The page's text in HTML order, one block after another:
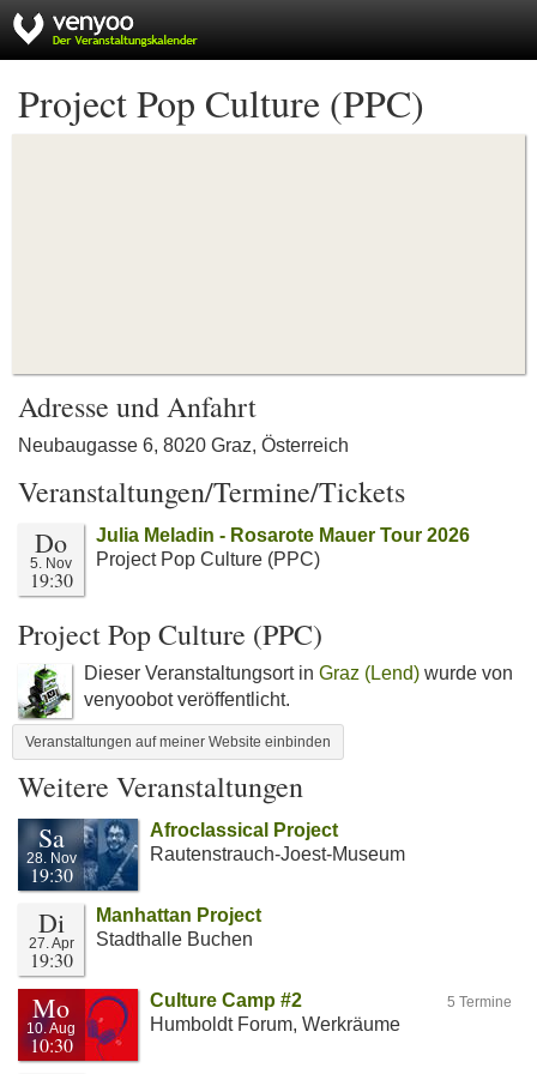
Project Pop Culture (PPC)
Adresse und Anfahrt
Neubaugasse 6, 8020 Graz, Österreich
Veranstaltungen/Termine/Tickets
Do
5. Nov
19:30
Julia Meladin - Rosarote Mauer Tour 2026
Project Pop Culture (PPC)
Project Pop Culture (PPC)
Dieser Veranstaltungsort in Graz (Lend) wurde von
venyoobot veröffentlicht.
Veranstaltungen auf meiner Website einbinden
Weitere Veranstaltungen
Sa
28. Nov
19:30
Afroclassical Project
Rautenstrauch-Joest-Museum
Di
27. Apr
19:30
Manhattan Project
Stadthalle Buchen
Mo
10. Aug
10:30
5 Termine
Culture Camp #2
Humboldt Forum, Werkräume